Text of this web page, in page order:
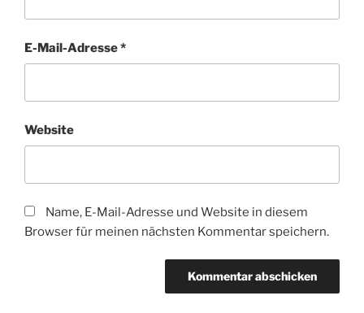
E-Mail-Adresse*
Website
Name, E-Mail-Adresse und Website in diesem
Browser für meinen nächsten Kommentar speichern.